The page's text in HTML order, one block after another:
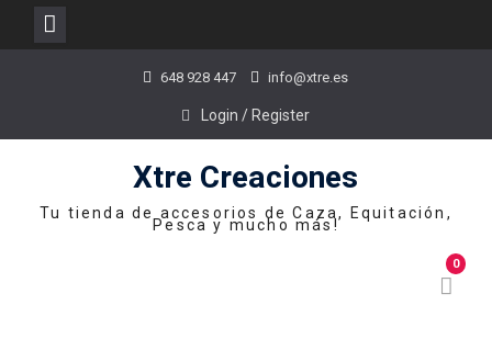
648 928 447 info@xtre.es
Login / Register
Xtre Creaciones
Tu tienda de accesorios de Caza, Equitación,
Pesca y mucho más!
0